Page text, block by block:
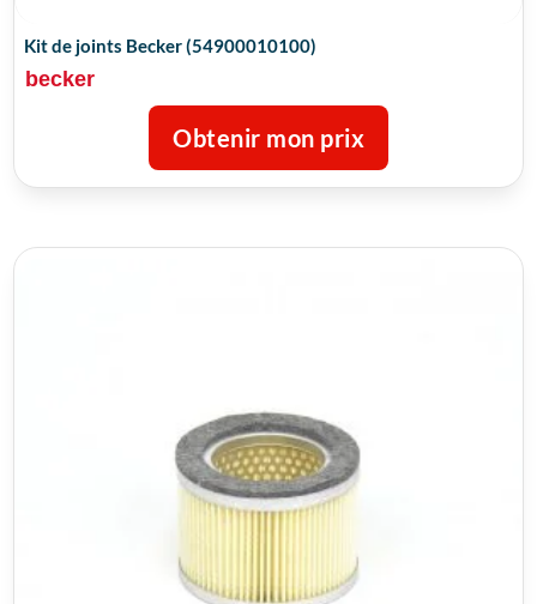
Kit de joints Becker (54900010100)
becker
Obtenir mon prix